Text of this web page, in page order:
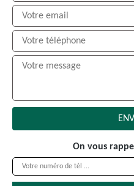
On vous